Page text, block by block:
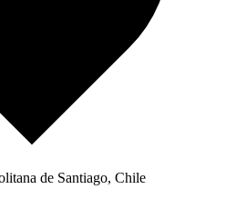
de Santiago, Chile